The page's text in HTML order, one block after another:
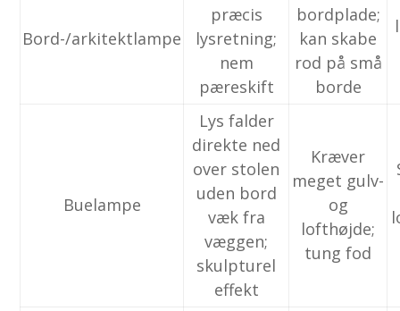
Bord-/arkitektlampe
præcis
lysretning;
nem
pæreskift
bordplade;
kan skabe
rod på små
borde
Buelampe
Lys falder
direkte ned
over stolen
uden bord
væk fra
væggen;
skulpturel
effekt
Kræver
meget gulv-
og
lofthøjde;
tung fod